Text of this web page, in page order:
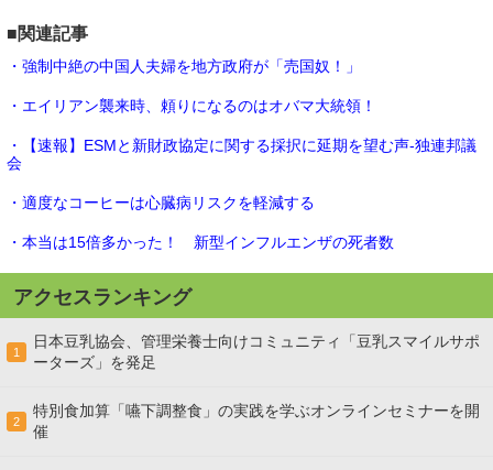
■関連記事
・強制中絶の中国人夫婦を地方政府が「売国奴！」
・エイリアン襲来時、頼りになるのはオバマ大統領！
・【速報】ESMと新財政協定に関する採択に延期を望む声-独連邦議
会
・適度なコーヒーは心臓病リスクを軽減する
・本当は15倍多かった！ 新型インフルエンザの死者数
アクセスランキング
1
日本豆乳協会、管理栄養士向けコミュニティ「豆乳スマイルサポ
ーターズ」を発足
2
特別食加算「嚥下調整食」の実践を学ぶオンラインセミナーを開
催